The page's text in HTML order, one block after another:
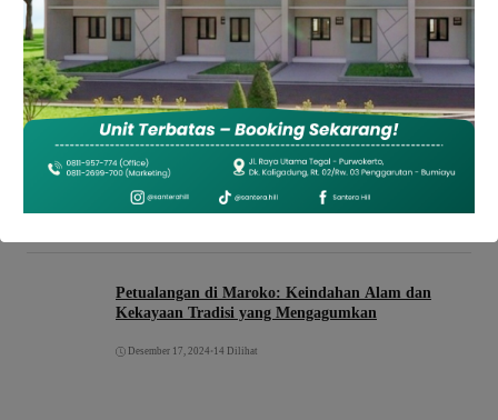
Petualangan di Maroko: Keindahan Alam dan
Kekayaan Tradisi yang Mengagumkan
Desember 17, 2024 • 14 Dilihat